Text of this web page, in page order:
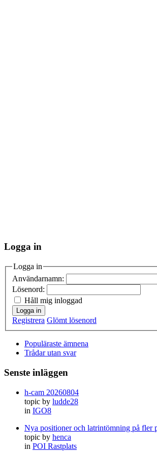
Logga in
Logga in
Användarnamn:
Lösenord:
Håll mig inloggad
Logga in
Registrera Glömt lösenord
Populäraste ämnena
Trådar utan svar
Senste inläggen
h-cam 20260804
topic by ludde28
in IGO8
Nya positioner och latrintömning på fler
topic by henca
in POI Rastplats